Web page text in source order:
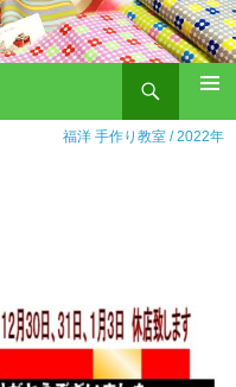
福洋 手作り教室 /2022年